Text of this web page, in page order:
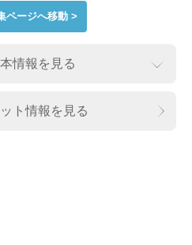
ページへ移動 >
情報を見る
ト情報を見る